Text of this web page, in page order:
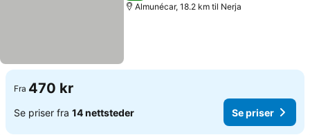
Almunécar, 18.2 km til Nerja
Fra 470 kr
Se priser fra 14 nettsteder Se priser